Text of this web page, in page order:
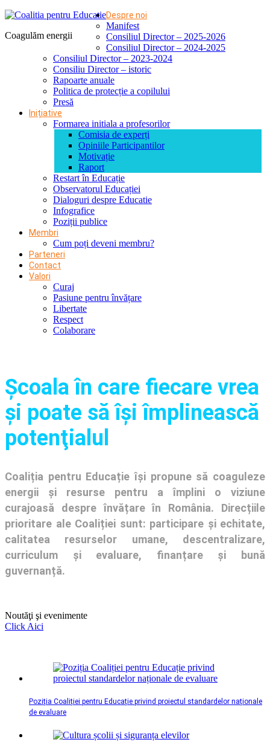
Coagulăm energii
Despre noi
Manifest
Consiliul Director – 2025-2026
Consiliul Director – 2024-2025
Consiliul Director – 2023-2024
Consiliu Director – istoric
Rapoarte anuale
Politica de protecție a copilului
Presă
Inițiative
Formarea initiala a profesorilor
Comisia de experți
Opiniile Participantilor
Motivație
Raport
Restart în Educație
Observatorul Educației
Dialoguri despre Educatie
Infografice
Poziții publice
Membri
Cum poți deveni membru?
Parteneri
Contact
Valori
Curaj
Pasiune pentru învățare
Libertate
Respect
Colaborare
Şcoala în care fiecare vrea
și poate să își împlinească
potenţialul
Coaliția pentru Educație își propune să coaguleze
energii și resurse pentru a împlini o viziune
curajoasă despre învățare în România. Direcțiile
prioritare ale Coaliției sunt: participare și echitate,
calitatea resurselor umane, descentralizare,
curriculum și evaluare, finanțare și bună
guvernanță.
Noutăţi şi evenimente
Click Aici
Poziția Coaliției pentru Educație privind proiectul standardelor naționale
de evaluare